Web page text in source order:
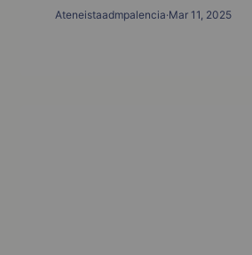
Ateneistaadmpalencia·Mar 11, 2025